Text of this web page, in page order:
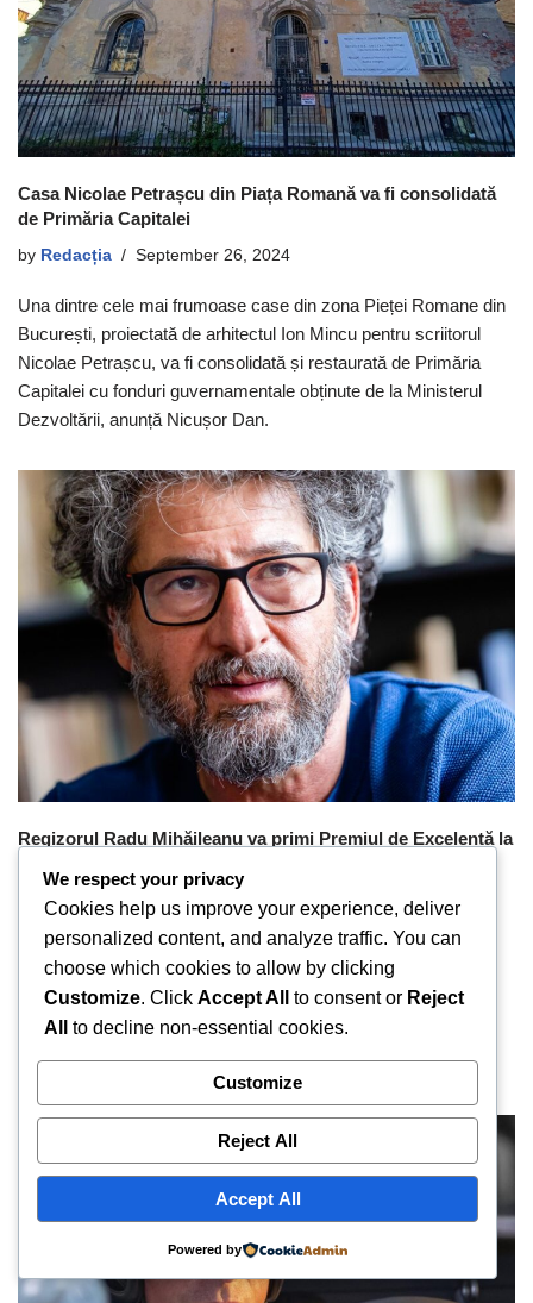
Casa Nicolae Petrașcu din Piața Romană va fi consolidată
de Primăria Capitalei
by Redacția September 26, 2024
Una dintre cele mai frumoase case din zona Pieței Romane din
București, proiectată de arhitectul Ion Mincu pentru scriitorul
Nicolae Petrașcu, va fi consolidată și restaurată de Primăria
Capitalei cu fonduri guvernamentale obținute de la Ministerul
Dezvoltării, anunță Nicușor Dan.
Regizorul Radu Mihăileanu va primi Premiul de Excelență la
Redacția September 14, 2024
Regizorul francez de origine română Radu Mihăileanu va fi
prezent la Bucharest International Film Festival, unde va primi
Premiul de Excelență. Evenimentul are loc între 19 și 29
septembrie 2024 și va cuprinde o retrospectivă a filmelor
realizate de Radu Mihăileanu.
We respect your privacy
Cookies help us improve your experience, deliver
personalized content, and analyze traffic. You can
choose which cookies to allow by clicking
Customize. Click Accept All to consent or Reject
All
to decline non-essential cookies.
Customize
Reject All
Accept All
Powered by